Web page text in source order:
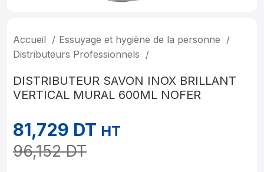
Accueil
Essuyage et hygiène de la personne
Distributeurs Professionnels
DISTRIBUTEUR SAVON INOX BRILLANT
VERTICAL MURAL 600ML NOFER
81,729 DT HT
96,152DT